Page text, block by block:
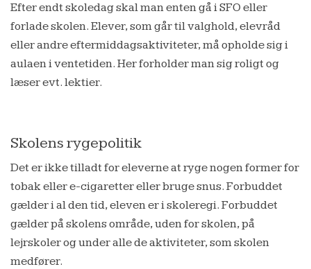
Efter endt skoledag skal man enten gå i SFO eller
forlade skolen. Elever, som går til valghold, elevråd
eller andre eftermiddagsaktiviteter, må opholde sig i
aulaen i ventetiden. Her forholder man sig roligt og
læser evt. lektier.
Skolens rygepolitik
Det er ikke tilladt for eleverne at ryge nogen former for
tobak eller e-cigaretter eller bruge snus. Forbuddet
gælder i al den tid, eleven er i skoleregi. Forbuddet
gælder på skolens område, uden for skolen, på
lejrskoler og under alle de aktiviteter, som skolen
medfører.